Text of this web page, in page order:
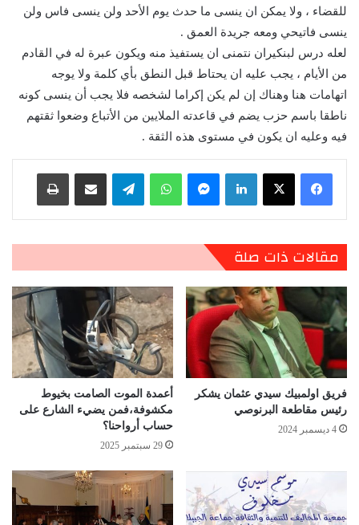
للقضاء ، ولا يمكن ان ينسى ما حدث يوم الأحد ولن ينسى فاس ولن
ينسى فاتيحي ومعه جريدة العمق .
لعله درس لبنكيران نتمنى ان يستفيذ منه ويكون عبرة له في القادم
من الأيام ، يجب عليه ان يحتاط قبل النطق بأي كلمة ولا يوجه
اتهامات هنا وهناك إن لم يكن إكراما لشخصه فلا يجب أن ينسى كونه
ناطقا باسم حزب يضم في قاعدته الملايين من الأتباع وضعوا ثقتهم
فيه وعليه ان يكون في مستوى هذه الثقة .
لينكدإن ماسنجر واتساب تيلقرام مشاركة عبر البريد طباعة
مقالات ذات صلة
فريق اولمبيك سيدي عثمان يشكر
رئيس مقاطعة البرنوصي
4 ديسمبر 2024
أعمدة الموت الصامت بخيوط
مكشوفة،فمن يضيء الشارع على
حساب أرواحنا؟
29 سبتمبر 2025